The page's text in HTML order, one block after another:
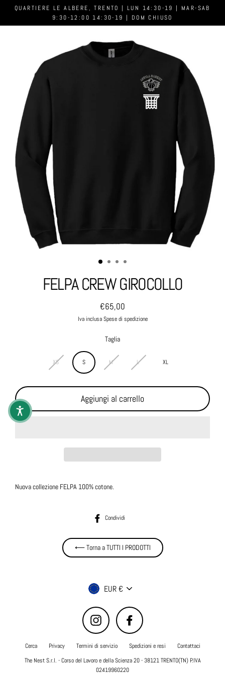
QUARTIERE LE ALBERE, TRENTO | LUN 14:30-19 | MAR-SAB
9:30-12:00 14:30-19 | DOM CHIUSO
FELPA CREW GIROCOLLO
Prezzo normale
€65,00
Iva inclusa Spese di spedizione
Taglia
XS S M L XL
Aggiungi al carrello
Nuova collezione FELPA 100% cotone.
Condividi
⟵ Torna a TUTTI I PRODOTTI
Valuta
EUR €
Instagram Facebook
Cerca Privacy Termini di servizio Spedizioni e resi
Contattaci
The Nest S.r.l. - Corso del Lavoro e della Scienza 20 - 38121 TRENTO(TN) P.IVA
02419960220